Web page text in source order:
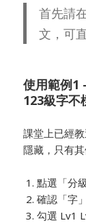
首先請
文，可
使用範例1
123級字不
課堂上已經
隱藏，只有
點選「分
確認「字
勾選 Lv1